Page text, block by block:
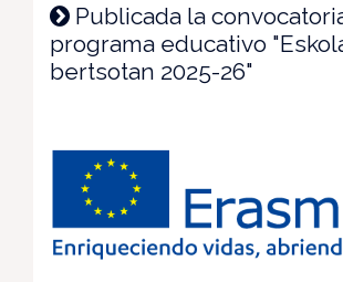
Publicada la
programa educativo
bertsotan 2025-26"